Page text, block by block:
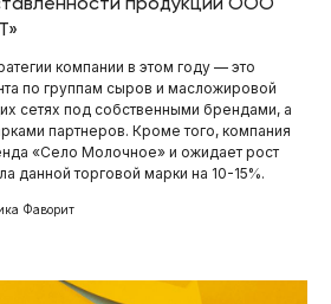
компании в этом году — это
по группам сыров и масложировой
сетях под собственными брендами, а
партнеров. Кроме того, компания
«Село Молочное» и ожидает рост
данной торговой марки на 10-15%.
Фаворит